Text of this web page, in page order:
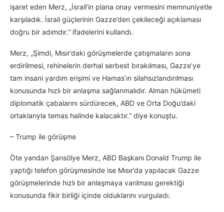
işaret eden Merz, „İsrail’in plana onay vermesini memnuniyetle
karşıladık. İsrail güçlerinin Gazze’den çekileceği açıklaması
doğru bir adımdır.“ ifadelerini kullandı.
Merz, „Şimdi, Mısır’daki görüşmelerde çatışmaların sona
erdirilmesi, rehinelerin derhal serbest bırakılması, Gazze’ye
tam insani yardım erişimi ve Hamas’ın silahsızlandırılması
konusunda hızlı bir anlaşma sağlanmalıdır. Alman hükümeti
diplomatik çabalarını sürdürecek, ABD ve Orta Doğu’daki
ortaklarıyla temas halinde kalacaktır.“ diye konuştu.
– Trump ile görüşme
Öte yandan Şansölye Merz, ABD Başkanı Donald Trump ile
yaptığı telefon görüşmesinde ise Mısır’da yapılacak Gazze
görüşmelerinde hızlı bir anlaşmaya varılması gerektiği
konusunda fikir birliği içinde olduklarını vurguladı.